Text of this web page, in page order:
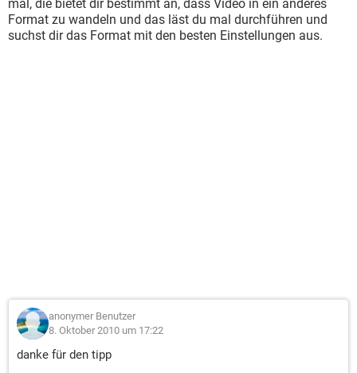
mal, die bietet dir bestimmt an, dass Video in ein anderes
Format zu wandeln und das läst du mal durchführen und
suchst dir das Format mit den besten Einstellungen aus.
anonymer Benutzer
8. Oktober 2010 um 17:22
danke für den tipp